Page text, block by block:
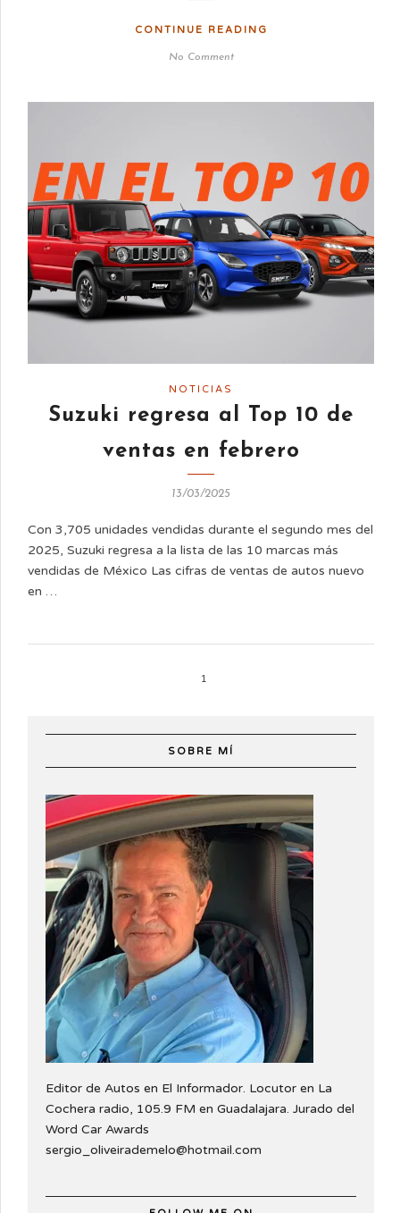
CONTINUE READING
No Comment
NOTICIAS
Suzuki regresa al Top 10 de
ventas en febrero
13/03/2025
Con 3,705 unidades vendidas durante el segundo mes del
2025, Suzuki regresa a la lista de las 10 marcas más
vendidas de México Las cifras de ventas de autos nuevo
en …
1
SOBRE MÍ
Editor de Autos en El Informador. Locutor en La
Cochera radio, 105.9 FM en Guadalajara. Jurado del
Word Car Awards
sergio_oliveirademelo@hotmail.com